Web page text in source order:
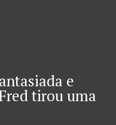
e
tirou uma